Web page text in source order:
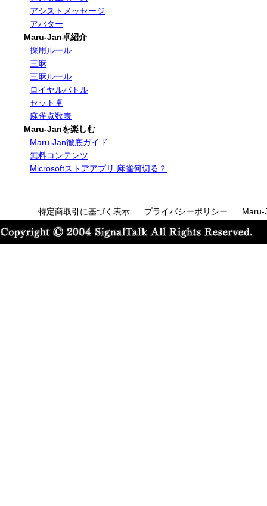
アシストメッセージ
アバター
Maru-Jan卓紹介
採用ルール
三麻
三麻ルール
ロイヤルバトル
セット卓
麻雀点数表
Maru-Janを楽しむ
Maru-Jan徹底ガイド
無料コンテンツ
Microsoftストアアプリ 麻雀何切る？
特定商取引に基づく表示 プライバシーポリシー Maru-